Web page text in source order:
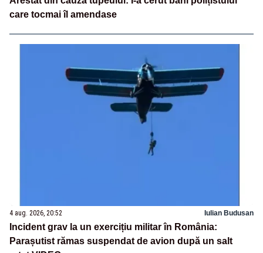
care tocmai îl amendase
4 aug. 2026, 20:52 Iulian Budusan
Incident grav la un exercițiu militar în România:
Parașutist rămas suspendat de avion după un salt